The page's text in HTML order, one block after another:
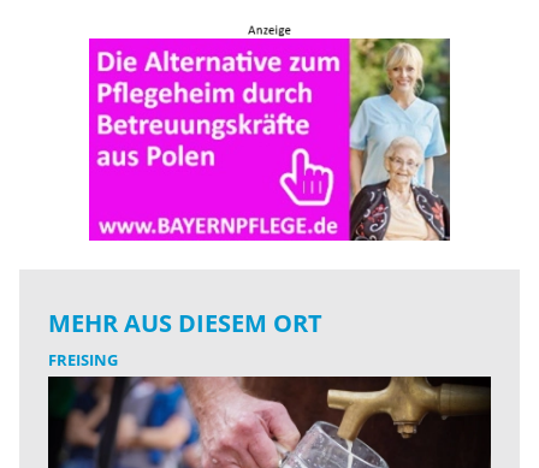
MEHR AUS DIESEM ORT
FREISING